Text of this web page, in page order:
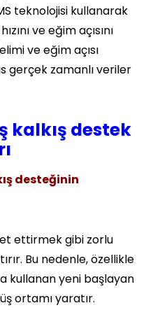
teknolojisi kullanarak
ve eğim açısını
ve eğim açısı
gerçek zamanlı veriler
kalkış destek
desteğinin
ettirmek gibi zorlu
Bu nedenle, özellikle
kullanan yeni başlayan
ortamı yaratır.